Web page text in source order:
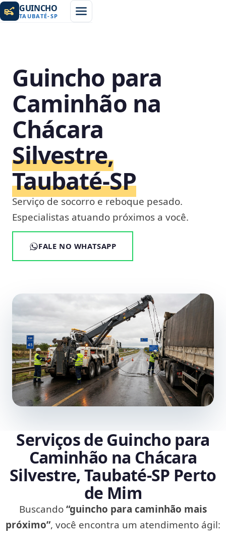
GUINCHO
TAUBATÉ-SP
Guincho para
Caminhão na
Chácara
Silvestre,
Taubaté‑SP
Serviço de socorro e reboque pesado.
Especialistas atuando próximos a você.
FALE NO WHATSAPP
Serviços de Guincho para
Caminhão na Chácara
Silvestre, Taubaté‑SP Perto
de Mim
Buscando“guincho para caminhão mais
próximo”, você encontra um atendimento ágil: